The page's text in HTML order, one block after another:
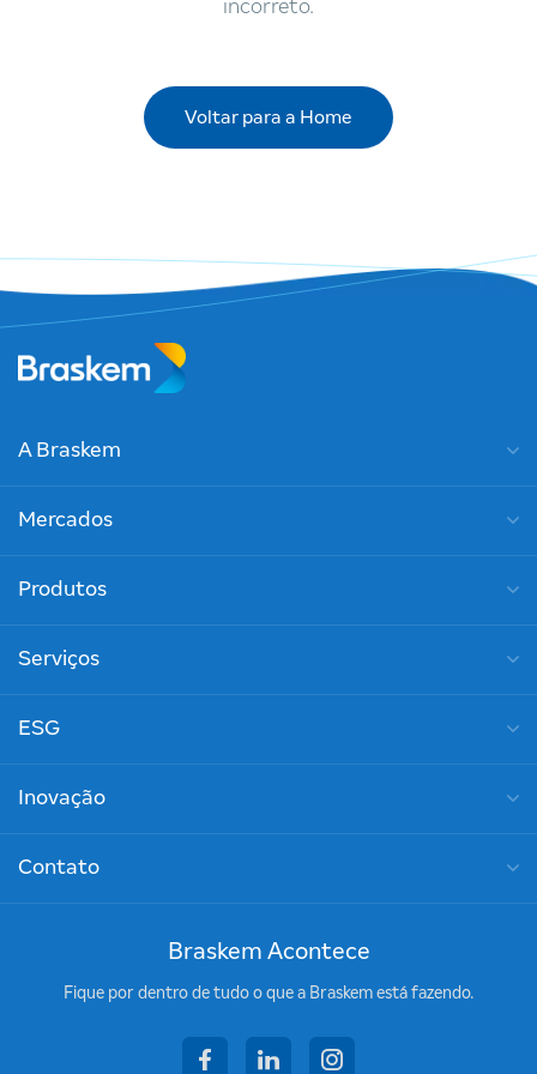
incorreto.
Voltar para a Home
A Braskem
Mercados
Produtos
Serviços
ESG
Inovação
Contato
Braskem Acontece
Fique por dentro de tudo o que a Braskem está fazendo.
facebooklinkedininstagram